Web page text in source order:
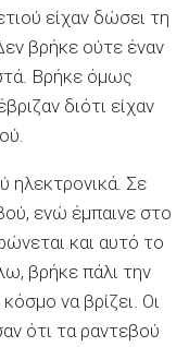
είχαν δώσει τη
βρήκε ούτε έναν
Βρήκε όμως
διότι είχαν
ηλεκτρονικά. Σε
ενώ έμπαινε στο
και αυτό το
βρήκε πάλι την
να βρίζει. Οι
ότι τα ραντεβού